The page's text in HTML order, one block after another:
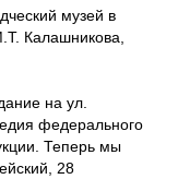
музей в
Калашникова,
на ул.
федерального
Теперь мы
28